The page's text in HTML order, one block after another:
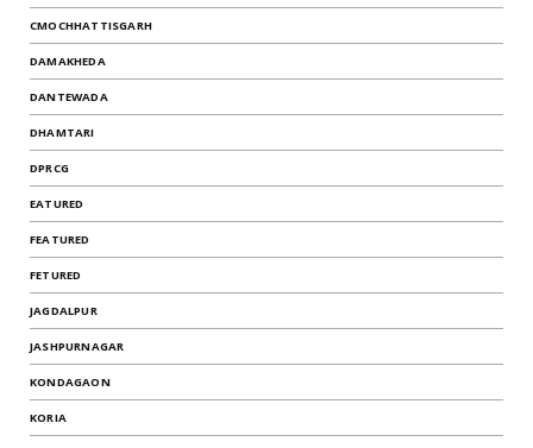
CMOCHHATTISGARH
DAMAKHEDA
DANTEWADA
DHAMTARI
DPRCG
EATURED
FEATURED
FETURED
JAGDALPUR
JASHPURNAGAR
KONDAGAON
KORIA